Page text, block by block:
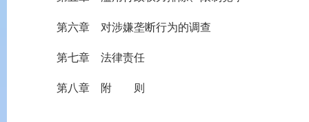
第六章 对涉嫌垄断行为的调查
第七章 法律责任
第八章 附 则